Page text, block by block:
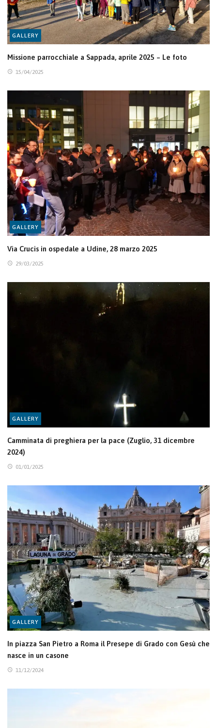
GALLERY
Missione parrocchiale a Sappada, aprile 2025 – Le foto
15/04/2025
GALLERY
Via Crucis in ospedale a Udine, 28 marzo 2025
29/03/2025
GALLERY
Camminata di preghiera per la pace (Zuglio, 31 dicembre
2024)
01/01/2025
GALLERY
In piazza San Pietro a Roma il Presepe di Grado con Gesù che
nasce in un casone
11/12/2024